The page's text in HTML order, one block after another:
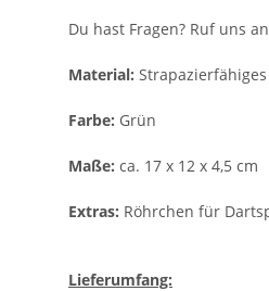
Du hast Fragen? Ruf uns
Material:
Farbe: Grün
Maße: ca. 17 x 12 x 4,5 cm
Extras: Röhrchen für
Lieferumfang: